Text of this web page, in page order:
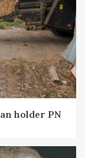
holder PN